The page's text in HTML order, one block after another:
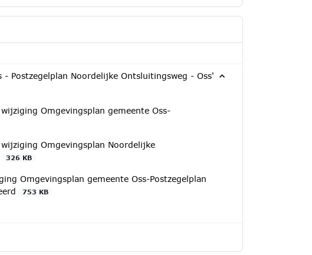
Postzegelplan Noordelijke Ontsluitingsweg - Oss'
Omgevingsplan gemeente Oss-
Omgevingsplan Noordelijke
326 KB
Omgevingsplan gemeente Oss-Postzegelplan
753 KB